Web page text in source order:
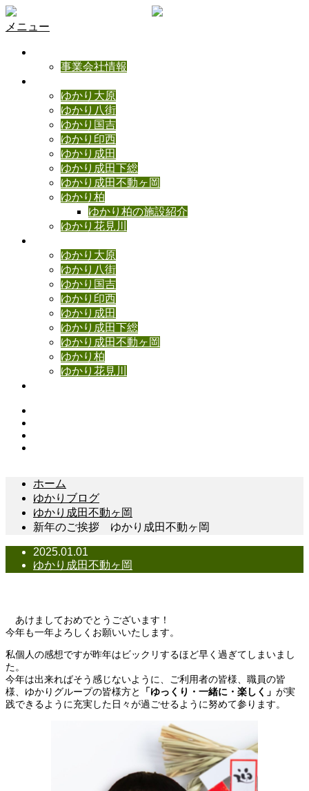
メニュー
事業会社情報
ゆかり大原
ゆかり八街
ゆかり国吉
ゆかり印西
ゆかり成田
ゆかり成田下総
ゆかり成田不動ヶ岡
ゆかり柏
ゆかり柏の施設紹介
ゆかり花見川
ゆかり大原
ゆかり八街
ゆかり国吉
ゆかり印西
ゆかり成田
ゆかり成田下総
ゆかり成田不動ヶ岡
ゆかり柏
ゆかり花見川
ホーム
ゆかりブログ
ゆかり成田不動ヶ岡
新年のご挨拶 ゆかり成田不動ヶ岡
2025.01.01
ゆかり成田不動ヶ岡
あけましておめでとうございます！
今年も一年よろしくお願いいたします。
私個人の感想ですが昨年はビックリするほど早く過ぎてしまいまし
た。
今年は出来ればそう感じないように、ご利用者の皆様、職員の皆
様、ゆかりグループの皆様方と
「ゆっくり・一緒に・楽しく」 が実
践できるように充実した日々が過ごせるように努めて参ります。